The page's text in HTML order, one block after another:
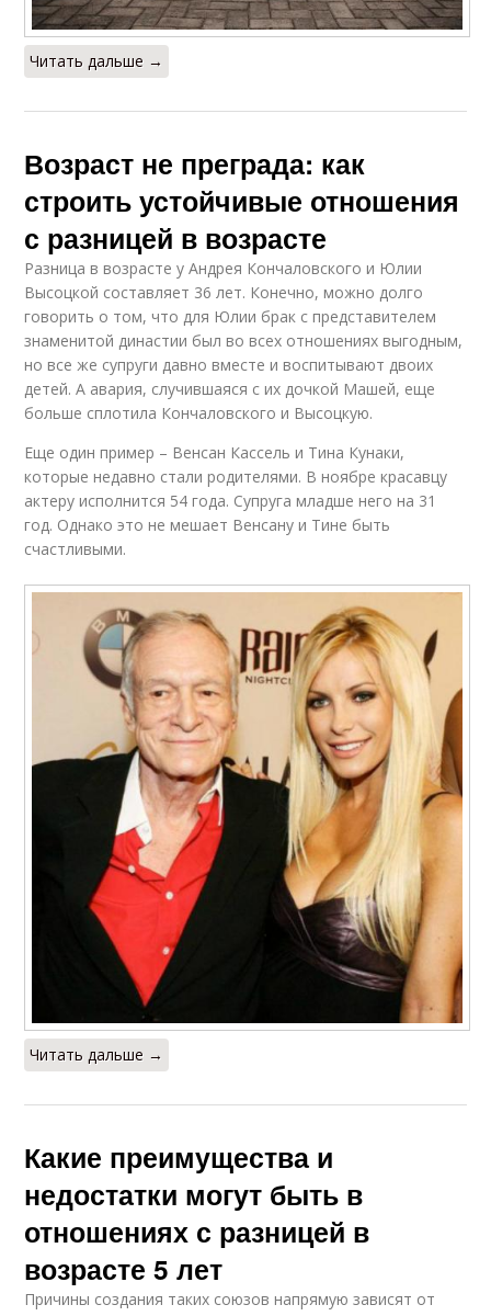
Читать дальше →
Возраст не преграда: как
строить устойчивые отношения
с разницей в возрасте
Разница в возрасте у Андрея Кончаловского и Юлии
Высоцкой составляет 36 лет. Конечно, можно долго
говорить о том, что для Юлии брак с представителем
знаменитой династии был во всех отношениях выгодным,
но все же супруги давно вместе и воспитывают двоих
детей. А авария, случившаяся с их дочкой Машей, еще
больше сплотила Кончаловского и Высоцкую.
Еще один пример – Венсан Кассель и Тина Кунаки,
которые недавно стали родителями. В ноябре красавцу
актеру исполнится 54 года. Супруга младше него на 31
год. Однако это не мешает Венсану и Тине быть
счастливыми.
Читать дальше →
Какие преимущества и
недостатки могут быть в
отношениях с разницей в
возрасте 5 лет
Причины создания таких союзов напрямую зависят от